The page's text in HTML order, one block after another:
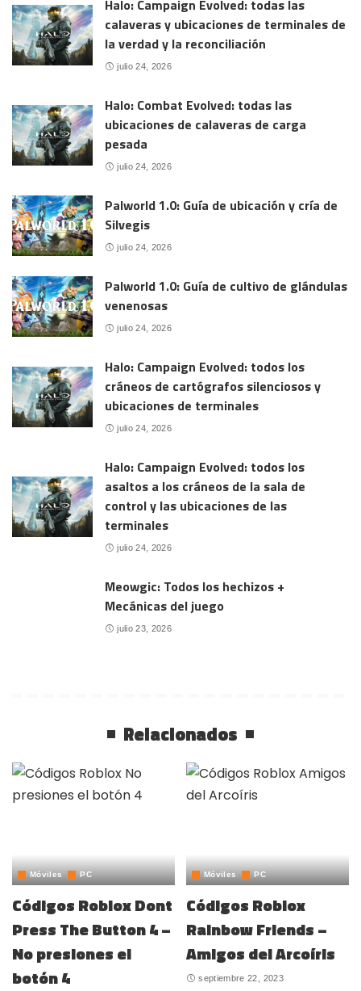
Halo: Campaign Evolved: todas las
calaveras y ubicaciones de terminales de
la verdad y la reconciliación
julio 24, 2026
Halo: Combat Evolved: todas las
ubicaciones de calaveras de carga
pesada
julio 24, 2026
Palworld 1.0: Guía de ubicación y cría de
Silvegis
julio 24, 2026
Palworld 1.0: Guía de cultivo de glándulas
venenosas
julio 24, 2026
Halo: Campaign Evolved: todos los
cráneos de cartógrafos silenciosos y
ubicaciones de terminales
julio 24, 2026
Halo: Campaign Evolved: todos los
asaltos a los cráneos de la sala de
control y las ubicaciones de las
terminales
julio 24, 2026
Meowgic: Todos los hechizos +
Mecánicas del juego
julio 23, 2026
Relacionados
Móviles PC
Códigos Roblox Dont
Press The Button 4 –
No presiones el
botón 4
Móviles PC
Códigos Roblox
Rainbow Friends –
Amigos del Arcoíris
septiembre 22, 2023